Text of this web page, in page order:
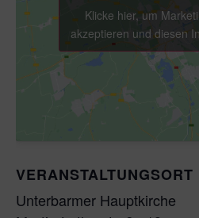
VERANSTALTUNGSORT
Unterbarmer Hauptkirche
Klicke hier, um
akzeptieren und diesen